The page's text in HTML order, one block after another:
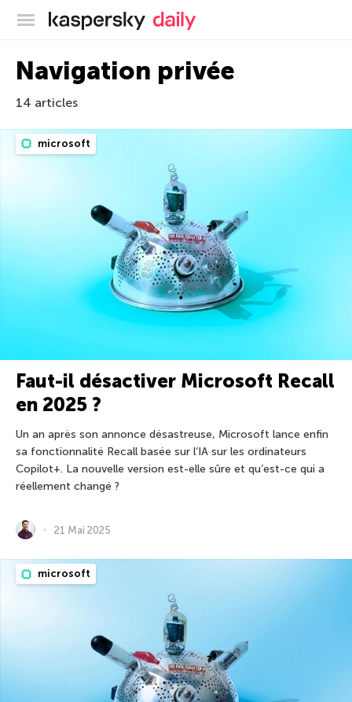
Blog officiel de Kaspersky
Navigation privée
14 articles
microsoft
Faut-il désactiver Microsoft Recall
en 2025 ?
Un an après son annonce désastreuse, Microsoft lance enfin
sa fonctionnalité Recall basée sur l’IA sur les ordinateurs
Copilot+. La nouvelle version est-elle sûre et qu’est-ce qui a
réellement changé ?
21 Mai 2025
microsoft